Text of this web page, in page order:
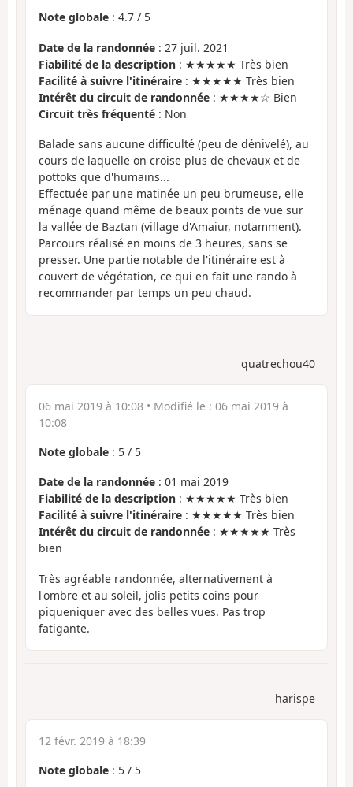
Note globale : 4.7 / 5
Date de la randonnée : 27 juil. 2021
Fiabilité de la description : ★★★★★ Très bien
Facilité à suivre l'itinéraire : ★★★★★ Très bien
Intérêt du circuit de randonnée : ★★★★☆ Bien
Circuit très fréquenté : Non
Balade sans aucune difficulté (peu de dénivelé), au
cours de laquelle on croise plus de chevaux et de
pottoks que d'humains...
Effectuée par une matinée un peu brumeuse, elle
ménage quand même de beaux points de vue sur
la vallée de Baztan (village d'Amaiur, notamment).
Parcours réalisé en moins de 3 heures, sans se
presser. Une partie notable de l'itinéraire est à
couvert de végétation, ce qui en fait une rando à
recommander par temps un peu chaud.
quatrechou40
06 mai 2019 à 10:08 • Modifié le : 06 mai 2019 à
10:08
Note globale : 5 / 5
Date de la randonnée : 01 mai 2019
Fiabilité de la description : ★★★★★ Très bien
Facilité à suivre l'itinéraire : ★★★★★ Très bien
Intérêt du circuit de randonnée : ★★★★★ Très
bien
Très agréable randonnée, alternativement à
l'ombre et au soleil, jolis petits coins pour
piqueniquer avec des belles vues. Pas trop
fatigante.
harispe
12 févr. 2019 à 18:39
Note globale : 5 / 5